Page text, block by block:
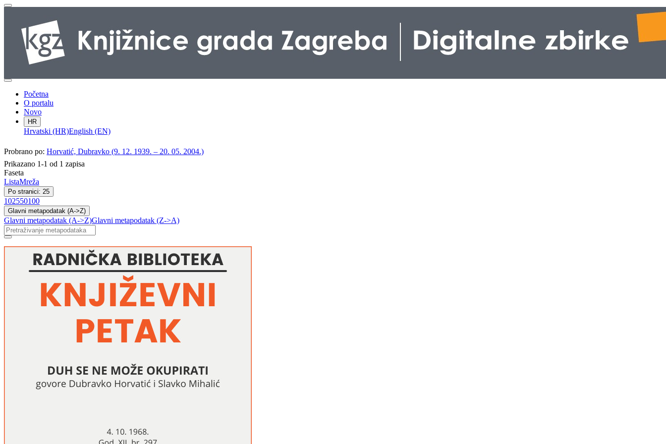
Početna
O portalu
Novo
HR
Hrvatski (HR)English (EN)
Probrano po: Horvatić, Dubravko (9. 12. 1939. – 20. 05. 2004.)
Prikazano 1-1 od 1 zapisa
Faseta
ListaMreža
Po stranici: 25
102550100
Glavni metapodatak (A->Z)
Glavni metapodatak (A->Z)Glavni metapodatak (Z->A)